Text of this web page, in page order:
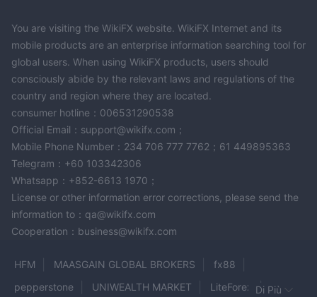
You are visiting the WikiFX website. WikiFX Internet and its
mobile products are an enterprise information searching tool for
global users. When using WikiFX products, users should
consciously abide by the relevant laws and regulations of the
country and region where they are located.
consumer hotline：006531290538
Official Email：support@wikifx.com；
Mobile Phone Number：234 706 777 7762；61 449895363
Telegram：+60 103342306
Whatsapp：+852-6613 1970；
License or other information error corrections, please send the
information to：qa@wikifx.com
Cooperation：business@wikifx.com
HFM MAASGAIN GLOBAL BROKERS
fx88
pepperstone
UNIWEALTH MARKET LiteForex Di Più